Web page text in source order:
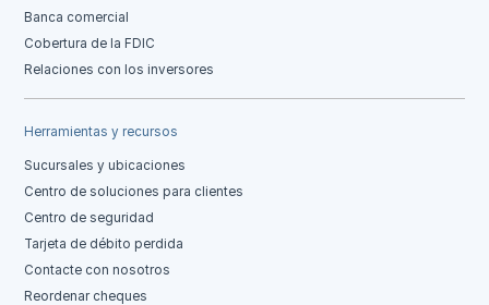
Banca comercial
Cobertura de la FDIC
Relaciones con los inversores
Herramientas y recursos
Sucursales y ubicaciones
Centro de soluciones para clientes
Centro de seguridad
Tarjeta de débito perdida
Contacte con nosotros
Reordenar cheques